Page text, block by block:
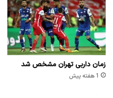
زمان داربی تهران مشخص شد
1 هفته پیش